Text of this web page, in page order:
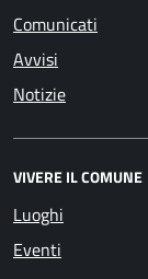
Comunicati
Avvisi
Notizie
VIVERE IL COMUNE
Luoghi
Eventi